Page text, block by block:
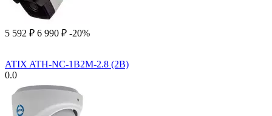
5 592 ₽ 6 990 ₽ -20%
ATIX ATH-NC-1B2M-2.8 (2B)
0.0